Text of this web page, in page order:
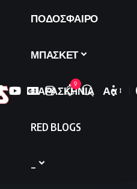
ΠΟΔΟΣΦΑΙΡΟ
ΜΠΑΣΚΕΤ
ΠΑΡΑΣΚΗΝΙΑ
RED BLOGS
9
Font
Αα